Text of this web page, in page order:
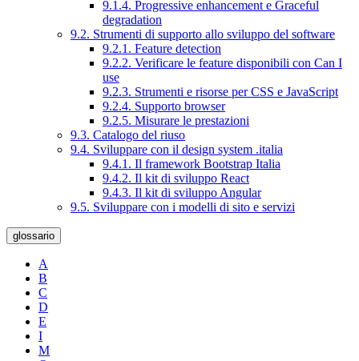
9.1.4. Progressive enhancement e Graceful
degradation
9.2. Strumenti di supporto allo sviluppo del software
9.2.1. Feature detection
9.2.2. Verificare le feature disponibili con Can I
use
9.2.3. Strumenti e risorse per CSS e JavaScript
9.2.4. Supporto browser
9.2.5. Misurare le prestazioni
9.3. Catalogo del riuso
9.4. Sviluppare con il design system .italia
9.4.1. Il framework Bootstrap Italia
9.4.2. Il kit di sviluppo React
9.4.3. Il kit di sviluppo Angular
9.5. Sviluppare con i modelli di sito e servizi
glossario
A
B
C
D
E
I
M